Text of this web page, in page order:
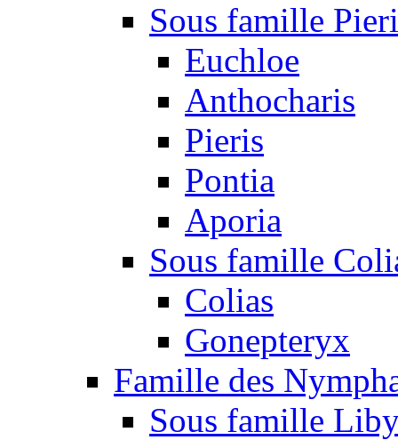
Sous famille
Euchloe
Anthocharis
Pieris
Pontia
Aporia
Sous famille
Colias
Gonepteryx
Famille des
Sous famille